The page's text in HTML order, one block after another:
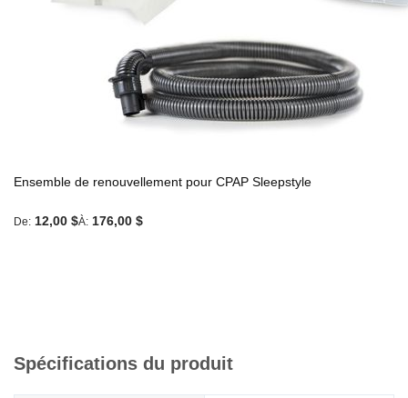
Ensemble de renouvellement pour CPAP Sleepstyle
De 12,00 $À 176,00 $
Spécifications du produit